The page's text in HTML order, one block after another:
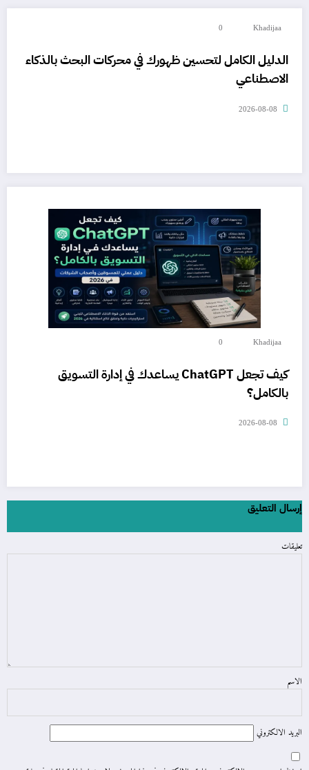
Khadijaa
0
الدليل الكامل لتحسين ظهورك في محركات البحث بالذكاء
الاصطناعي
2026-08-08
Khadijaa
0
كيف تجعل ChatGPT يساعدك في إدارة التسويق
بالكامل؟
2026-08-08
إرسال التعليق
تعليقات
الاسم
البريد الالكتروني